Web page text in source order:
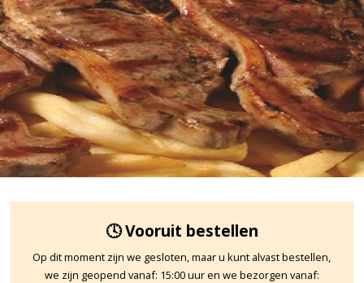
🕓 Vooruit bestellen
Op dit moment zijn we gesloten, maar u kunt alvast bestellen,
we zijn geopend vanaf: 15:00 uur en we bezorgen vanaf: